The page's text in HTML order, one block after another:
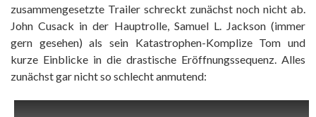
zusammengesetzte Trailer schreckt zunächst noch nicht ab.
John Cusack in der Hauptrolle, Samuel L. Jackson (immer
gern gesehen) als sein Katastrophen-Komplize Tom und
kurze Einblicke in die drastische Eröffnungssequenz. Alles
zunächst gar nicht so schlecht anmutend: